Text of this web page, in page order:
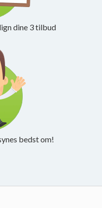
dine 3 tilbud
bedst om!